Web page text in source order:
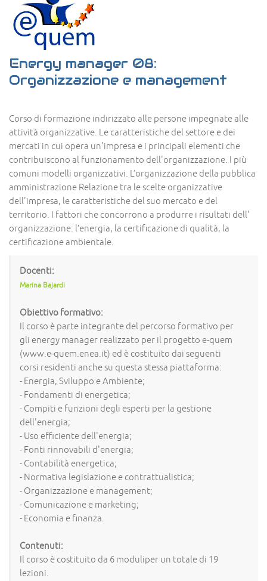
Energy manager 08:
Organizzazione e management
Corso di formazione indirizzato alle persone impegnate alle
attività organizzative. Le caratteristiche del settore e dei
mercati in cui opera un'impresa e i principali elementi che
contribuiscono al funzionamento dell'organizzazione. I più
comuni modelli organizzativi. L’organizzazione della pubblica
amministrazione Relazione tra le scelte organizzative
dell'impresa, le caratteristiche del suo mercato e del
territorio. I fattori che concorrono a produrre i risultati dell'
organizzazione: l’energia, la certificazione di qualità, la
certificazione ambientale.
Docenti:
Marina Bajardi
Obiettivo formativo:
Il corso è parte integrante del percorso formativo per
gli energy manager realizzato per il progetto e-quem
(www.e-quem.enea.it) ed è costituito dai seguenti
corsi residenti anche su questa stessa piattaforma:
- Energia, Sviluppo e Ambiente;
- Fondamenti di energetica;
- Compiti e funzioni degli esperti per la gestione
dell'energia;
- Uso efficiente dell'energia;
- Fonti rinnovabili d'energia;
- Contabilità energetica;
- Normativa legislazione e contrattualistica;
- Organizzazione e management;
- Comunicazione e marketing;
- Economia e finanza.
Contenuti:
Il corso è costituito da 6 moduliper un totale di 19
lezioni.